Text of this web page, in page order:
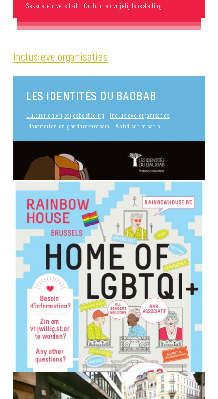
Seksuele diversiteit
Cultuur en vrijetijdsbesteding
Inclusieve organisaties
LES IDENTITÉS DU BAOBAB
Cultuur en vrijetijdsbesteding
Inclusieve organisaties
Identiteiten en genderexpressie
Antidiscriminatie